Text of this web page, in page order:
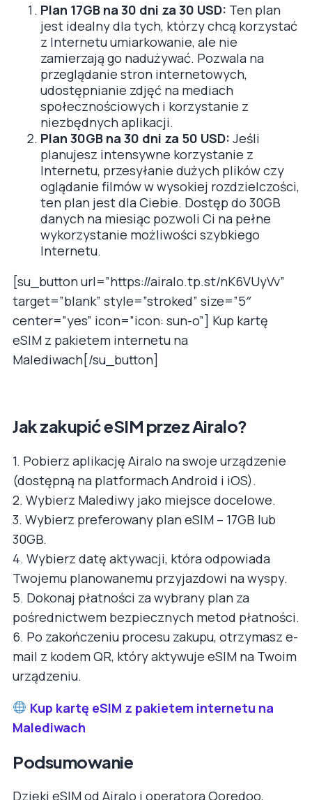
Plan 17GB na 30 dni za 30 USD: Ten plan
jest idealny dla tych, którzy chcą korzystać
z Internetu umiarkowanie, ale nie
zamierzają go nadużywać. Pozwala na
przeglądanie stron internetowych,
udostępnianie zdjęć na mediach
społecznościowych i korzystanie z
niezbędnych aplikacji.
Plan 30GB na 30 dni za 50 USD: Jeśli
planujesz intensywne korzystanie z
Internetu, przesyłanie dużych plików czy
oglądanie filmów w wysokiej rozdzielczości,
ten plan jest dla Ciebie. Dostęp do 30GB
danych na miesiąc pozwoli Ci na pełne
wykorzystanie możliwości szybkiego
Internetu.
[su_button url=”https://airalo.tp.st/nK6VUyVv”
target=”blank” style=”stroked” size=”5″
center=”yes” icon=”icon: sun-o”] Kup kartę
eSIM z pakietem internetu na
Malediwach[/su_button]
Jak zakupić eSIM przez Airalo?
1. Pobierz aplikację Airalo na swoje urządzenie
(dostępną na platformach Android i iOS).
2. Wybierz Malediwy jako miejsce docelowe.
3. Wybierz preferowany plan eSIM – 17GB lub
30GB.
4. Wybierz datę aktywacji, która odpowiada
Twojemu planowanemu przyjazdowi na wyspy.
5. Dokonaj płatności za wybrany plan za
pośrednictwem bezpiecznych metod płatności.
6. Po zakończeniu procesu zakupu, otrzymasz e-
mail z kodem QR, który aktywuje eSIM na Twoim
urządzeniu.
Kup kartę eSIM z pakietem internetu na
Malediwach
Podsumowanie
Dzięki eSIM od Airalo i operatora Ooredoo,